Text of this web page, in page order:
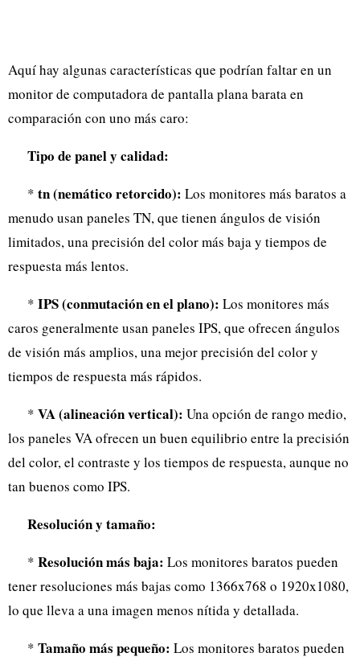
Aquí hay algunas características que podrían faltar en un
monitor de computadora de pantalla plana barata en
comparación con uno más caro:
Tipo de panel y calidad:
* tn (nemático retorcido): Los monitores más baratos a
menudo usan paneles TN, que tienen ángulos de visión
limitados, una precisión del color más baja y tiempos de
respuesta más lentos.
* IPS (conmutación en el plano): Los monitores más
caros generalmente usan paneles IPS, que ofrecen ángulos
de visión más amplios, una mejor precisión del color y
tiempos de respuesta más rápidos.
* VA (alineación vertical): Una opción de rango medio,
los paneles VA ofrecen un buen equilibrio entre la precisión
del color, el contraste y los tiempos de respuesta, aunque no
tan buenos como IPS.
Resolución y tamaño:
* Resolución más baja: Los monitores baratos pueden
tener resoluciones más bajas como 1366x768 o 1920x1080,
lo que lleva a una imagen menos nítida y detallada.
* Tamaño más pequeño: Los monitores baratos pueden